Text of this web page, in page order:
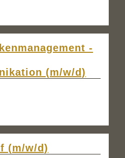
-
(m/w/d)
(m/w/d)